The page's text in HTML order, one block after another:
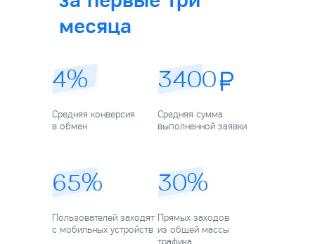
месяца
4%
Средняя конверсия
в обмен
3400
Средняя сумма
выполненной заявки
65%
Пользователей заходят
с мобильных устройств
30%
Прямых заходов
из общей массы
трафика